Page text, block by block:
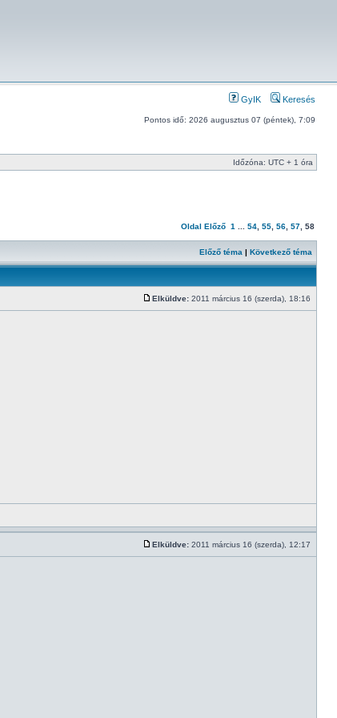
GyIK Keresés
Pontos idő: 2026 augusztus 07 (péntek), 7:09
Időzóna: UTC + 1 óra
Oldal Előző 1 54 55 56 57 58
Előző téma | Következő téma
Elküldve: 2011 március 16 (szerda), 18:16
Elküldve: 2011 március 16 (szerda), 12:17